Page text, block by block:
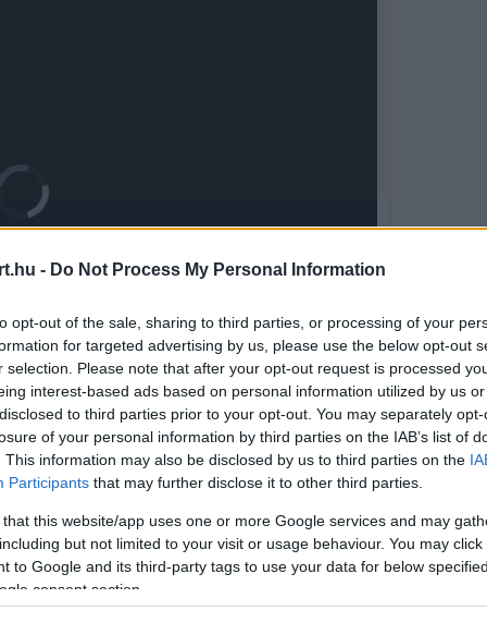
- Do Not Process My Personal Information
opt-out of the sale, sharing to third parties, or processing of your
for targeted advertising by us, please use the below opt-out
selection. Please note that after your opt-out request is processed
interest-based ads based on personal information utilized by us
to third parties prior to your opt-out. You may separately
of your personal information by third parties on the IAB’s list of
This information may also be disclosed by us to third parties on the
Participants that may further disclose it to other third parties.
that this website/app uses one or more Google services and may
but not limited to your visit or usage behaviour. You may
to Google and its third-party tags to use your data for below
consent section.
Video
Player
loading.
Remaining
-:- 1xPlayback
Rate
Picture-
in-
Fullscreen
a győzelmet, Piastri pedig csak
negyedik lett. Az eredmény különösen fájó
tabellán Verstappen már csak 12 ponttal van
került saját csapattársával szemben.